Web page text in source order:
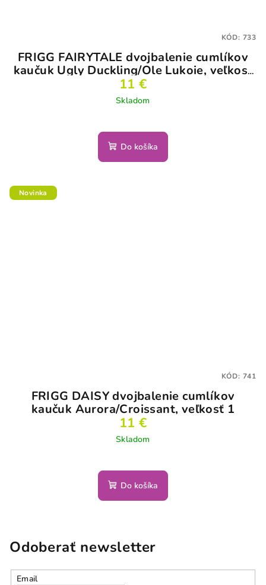
FRIGG FAIRYTALE dvojbalenie cumlíkov
kaučuk Ugly Duckling/Ole Lukoie, veľkosť
1
11 €
Skladom
Do košíka
KÓD: 733
Novinka
FRIGG DAISY dvojbalenie cumlíkov
kaučuk Aurora/Croissant, veľkosť 1
11 €
Skladom
Do košíka
KÓD: 741
Odoberať newsletter
Email